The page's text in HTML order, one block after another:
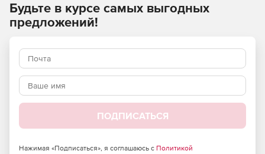
Будьте в курсе самых выгодных
предложений!
ПОДПИСАТЬСЯ
Нажимая «Подписаться», я соглашаюсь с Политикой